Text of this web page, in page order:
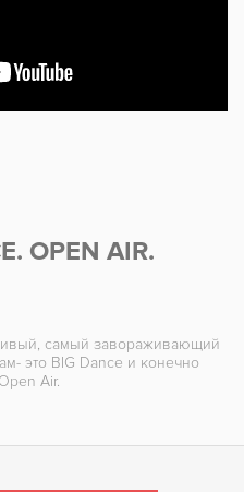
OPEN AIR.
самый завораживающий
это BIG Dance и конечно
Air.